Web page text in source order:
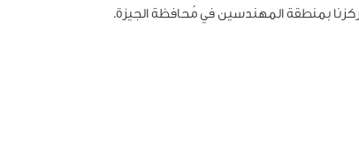
مركزنا بمنطقة المهندسين في مُحافظة الجيزة.